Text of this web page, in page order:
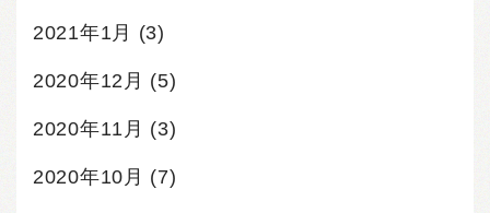
2021年1月 (3)
2020年12月 (5)
2020年11月 (3)
2020年10月 (7)